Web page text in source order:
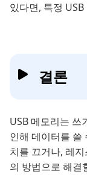
있다면, 특정
결론
USB 메모리는 쓰
인해 데이터를 쓸
치를 끄거나, 레
의 방법으로 해결